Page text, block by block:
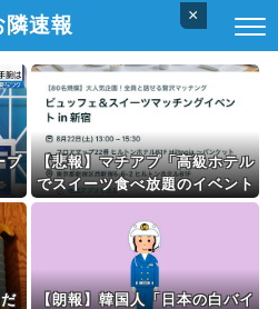
×
隣速報
ブ
【悲報】マチアプ「高級ホテル
でスイーツ食べ放題のイベント
やるぞ。女2500円男7000円
な」→結果ｗｗｗｗ
【朗報】韓国人「日本の白バイ